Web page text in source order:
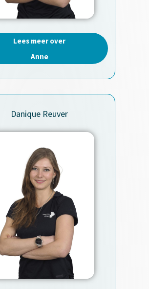
Lees meer over
Anne
Danique Reuver